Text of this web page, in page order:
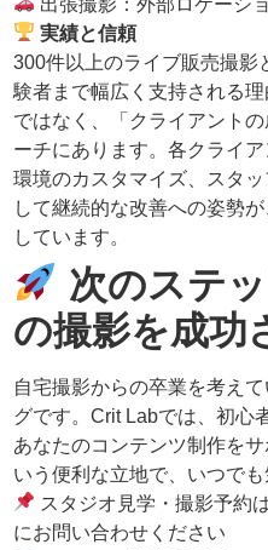
実績と信頼
300件以上のライブ販売撮影
験者まで幅広く支持される
ではなく、「クライアント
ーチにあります。各クライ
環境のカスタマイズ、スタ
して継続的な改善への姿勢
しています。
次のステ
の撮影を成功
自宅撮影からの卒業を考え
グです。Crit Labでは、初心
あなたのコンテンツ制作を
いう便利な立地で、いつでも
スタジオ見学・撮影予約
にお問い合わせください